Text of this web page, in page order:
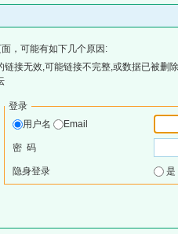
，可能有如下几个原因:
接无效,可能链接不完整,或数据已被删
登录
用户名
Email
密 码
隐身登录